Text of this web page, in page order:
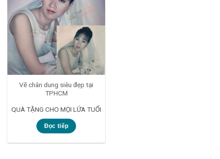
Vẽ chân dung siêu đẹp tại
TPHCM
QUÀ TẶNG CHO MỌI LỨA TUỔI
Đọc tiếp